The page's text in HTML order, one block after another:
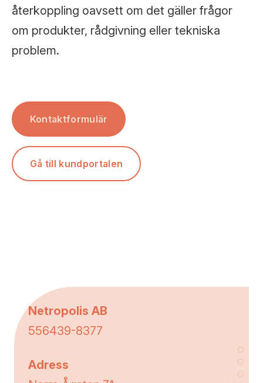
återkoppling oavsett om det gäller frågor
om produkter, rådgivning eller tekniska
problem.
Kontaktformulär
Gå till kundportalen
Netropolis AB
556439-8377
Adress